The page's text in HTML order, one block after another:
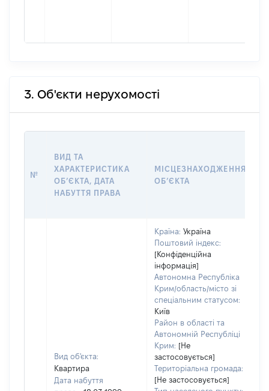
3. Об'єкти нерухомості
№
ВИД ТА
ХАРАКТЕРИСТИКА
ОБʼЄКТА, ДАТА
НАБУТТЯ ПРАВА
МІСЦЕЗНАХОДЖЕННЯ
ОБʼЄКТА
Вид об'єкта:
Квартира
Дата набуття
Країна: Україна
Поштовий індекс:
[Конфіденційна
інформація]
Автономна Республіка
Крим/область/місто зі
спеціальним статусом:
Київ
Район в області та
Автономній Республіці
Крим: [Не
застосовується]
Територіальна громада:
[Не застосовується]